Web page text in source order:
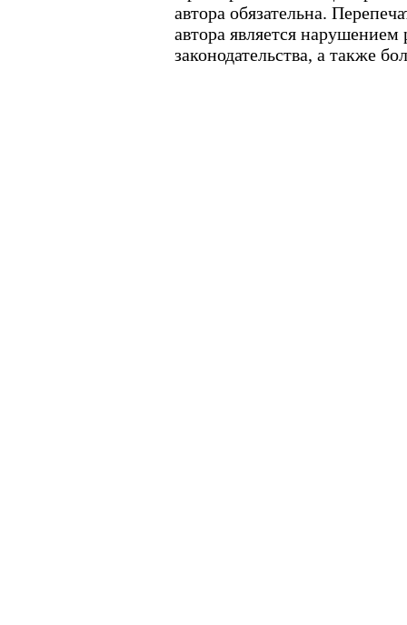
автора обязательна.
автора является
законодательства, а также